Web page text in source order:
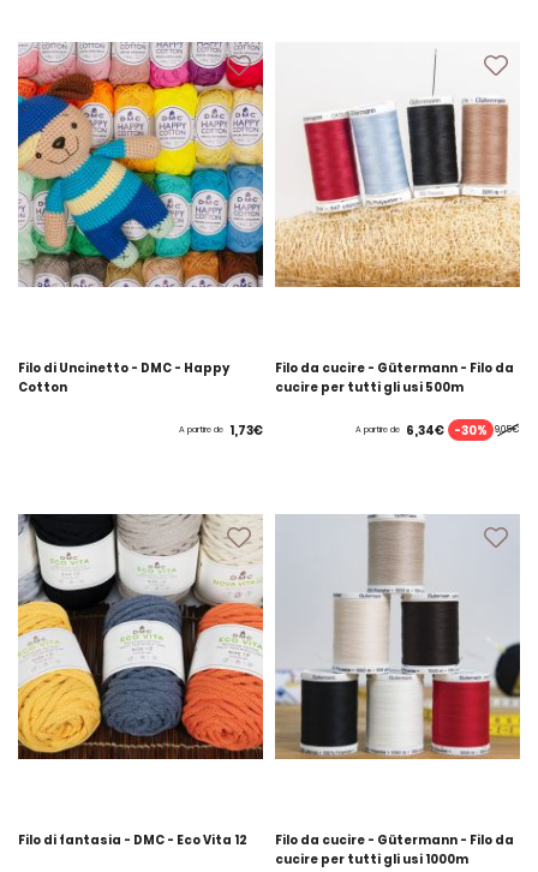
Filo di Uncinetto - DMC - Happy
Cotton
A partire de 1,73€
Filo da cucire - Gütermann - Filo da
cucire per tutti gli usi 500m
9,05€
A partire de 6,34€ -30%
Filo di fantasia - DMC - Eco Vita 12
Filo da cucire - Gütermann - Filo da
cucire per tutti gli usi 1000m